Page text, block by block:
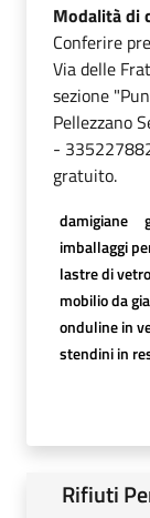
Modalità di
Conferire
Via delle
sezione
Pellezzano
-
gratuito.
damigiane
imballaggi
lastre di
mobilio da
onduline in
stendini in
Rifiuti